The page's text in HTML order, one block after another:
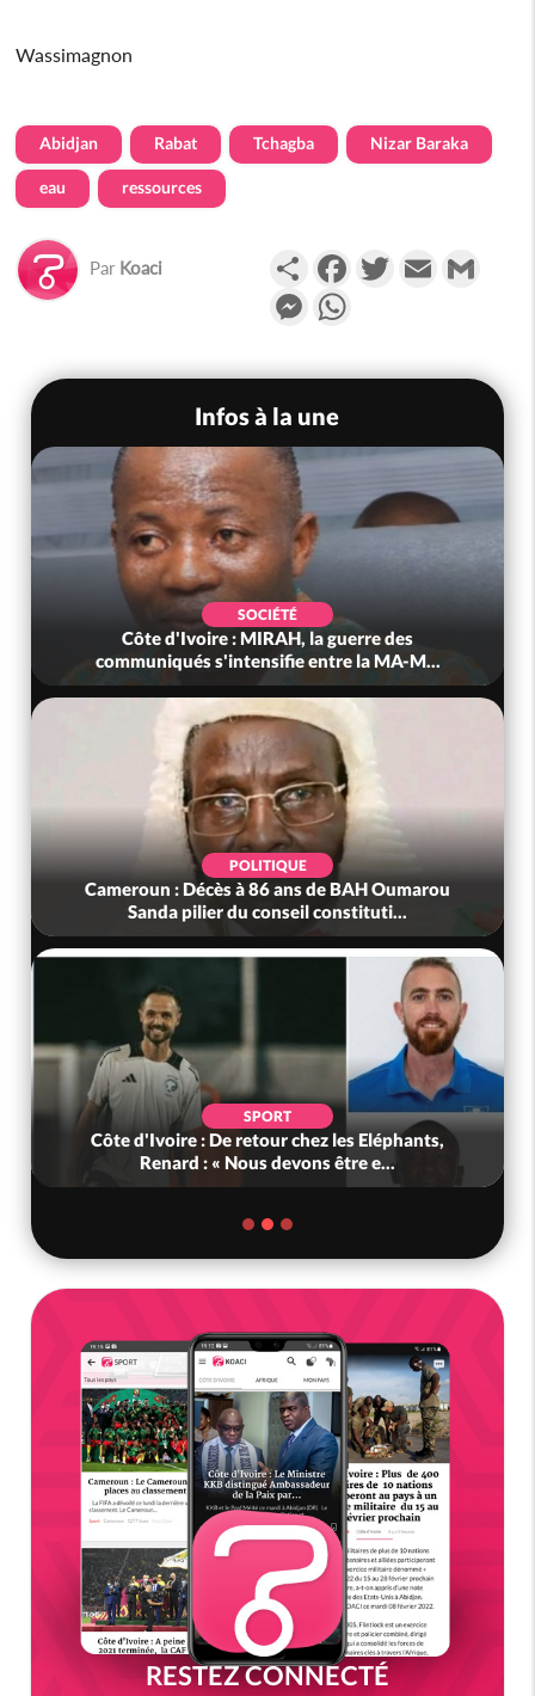
Wassimagnon
Abidjan Rabat Tchagba Nizar Baraka
eau ressources
Par Koaci PartagerFacebookTwitterEmail
Messenger
Infos à la une
SOCIÉTÉ
Côte d'Ivoire : MIRAH, la guerre des
communiqués s'intensifie entre la MA-M...
POLITIQUE
Cameroun : Décès à 86 ans de BAH Oumarou
Sanda pilier du conseil constituti...
SPORT
Côte d'Ivoire : De retour chez les Eléphants,
Renard : « Nous devons être e...
RESTEZ CONNECTÉ